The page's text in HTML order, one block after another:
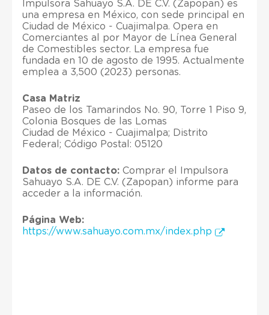
Impulsora Sahuayo S.A. DE C.V. (Zapopan) es
una empresa en México, con sede principal en
Ciudad de México - Cuajimalpa. Opera en
Comerciantes al por Mayor de Línea General
de Comestibles sector. La empresa fue
fundada en 10 de agosto de 1995. Actualmente
emplea a 3,500 (2023) personas.
Casa Matriz
Paseo de los Tamarindos No. 90, Torre 1 Piso 9,
Colonia Bosques de las Lomas
Ciudad de México - Cuajimalpa; Distrito
Federal; Código Postal: 05120
Datos de contacto: Comprar el Impulsora
Sahuayo S.A. DE C.V. (Zapopan) informe para
acceder a la información.
Página Web:
https://www.sahuayo.com.mx/index.php